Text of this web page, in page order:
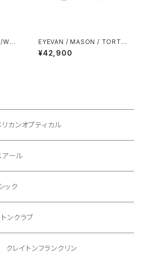
WG
ール
EYEVAN / MASON / TORT
トータス・べっこう柄 クラウンパ
ント セルフレーム フレンチヴィ
¥42,900
カンオプティカル
アール
ック
ンクラブ
レイトンフランクリン